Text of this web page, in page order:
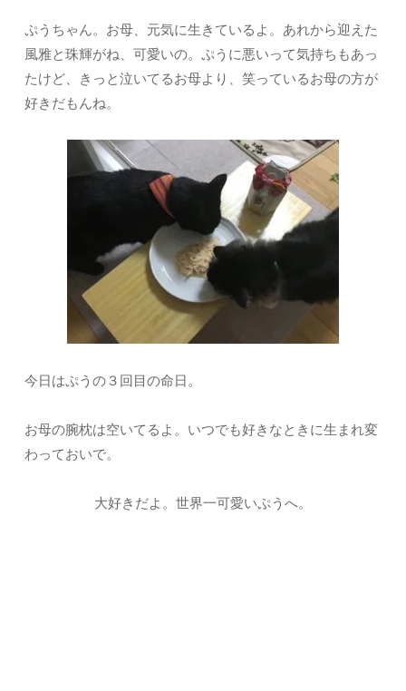
ぷうちゃん。お母、元気に生きているよ。あれから迎えた
風雅と珠輝がね、可愛いの。ぷうに悪いって気持ちもあっ
たけど、きっと泣いてるお母より、笑っているお母の方が
好きだもんね。
今日はぷうの３回目の命日。
お母の腕枕は空いてるよ。いつでも好きなときに生まれ変
わっておいで。
大好きだよ。世界一可愛いぷうへ。